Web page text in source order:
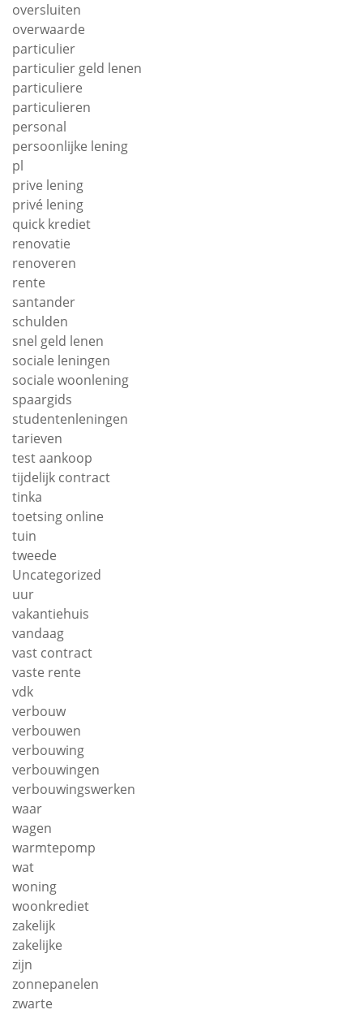
oversluiten
overwaarde
particulier
particulier geld lenen
particuliere
particulieren
personal
persoonlijke lening
pl
prive lening
privé lening
quick krediet
renovatie
renoveren
rente
santander
schulden
snel geld lenen
sociale leningen
sociale woonlening
spaargids
studentenleningen
tarieven
test aankoop
tijdelijk contract
tinka
toetsing online
tuin
tweede
Uncategorized
uur
vakantiehuis
vandaag
vast contract
vaste rente
vdk
verbouw
verbouwen
verbouwing
verbouwingen
verbouwingswerken
waar
wagen
warmtepomp
wat
woning
woonkrediet
zakelijk
zakelijke
zijn
zonnepanelen
zwarte